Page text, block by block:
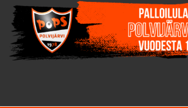
Siirry
sisältöön